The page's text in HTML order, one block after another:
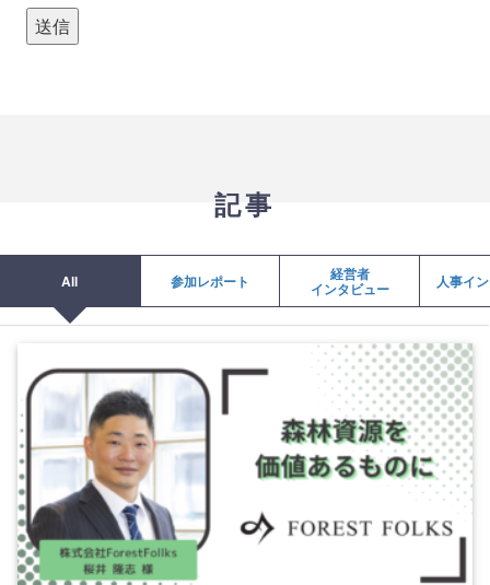
記事
All 参加レポート 経営者
インタビュー 人事イ